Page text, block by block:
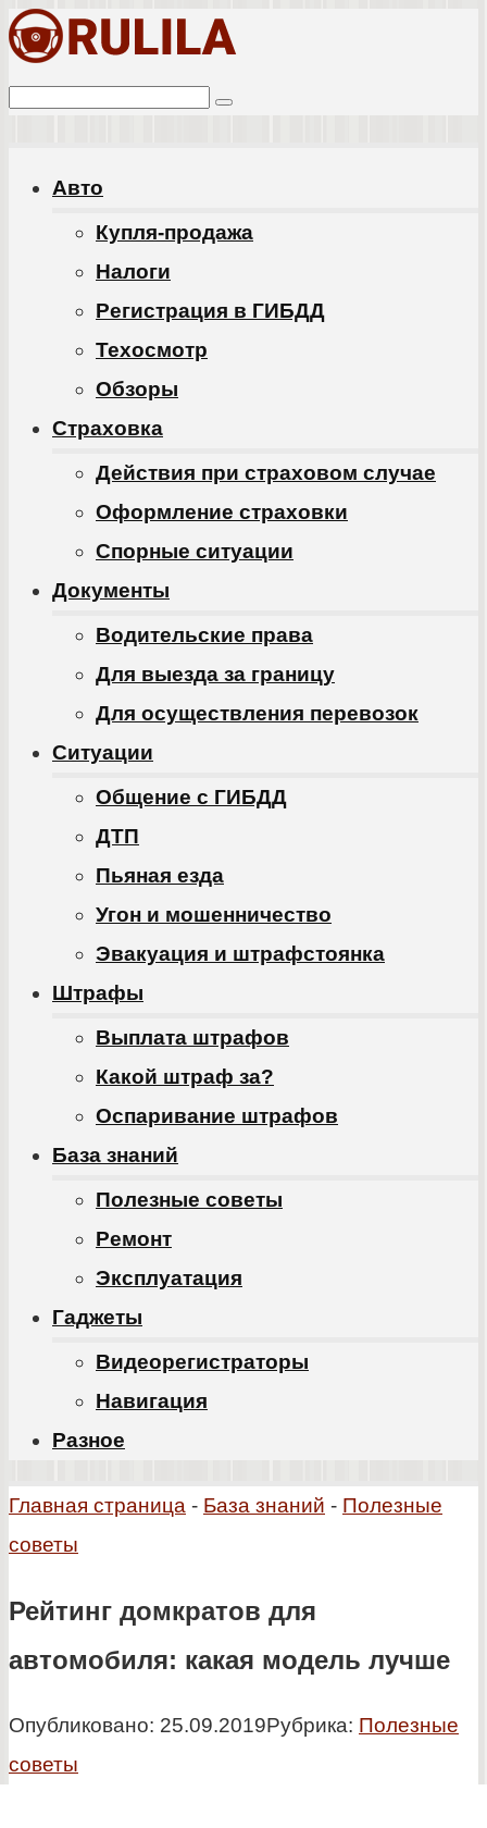
Перейти
контенту
Поиск:
Авто
Купля-продажа
Налоги
Регистрация в ГИБДД
Техосмотр
Обзоры
Cтраховка
Действия при страховом случае
Оформление страховки
Спорные ситуации
Документы
Водительские права
Для выезда за границу
Для осуществления перевозок
Ситуации
Общение с ГИБДД
ДТП
Пьяная езда
Угон и мошенничество
Эвакуация и штрафстоянка
Штрафы
Выплата штрафов
Какой штраф за?
Оспаривание штрафов
База знаний
Полезные советы
Ремонт
Эксплуатация
Гаджеты
Видеорегистраторы
Навигация
Разное
Главная страница - База знаний - Полезные
советы
Рейтинг домкратов для
автомобиля: какая модель лучше
Опубликовано: 25.09.2019Рубрика: Полезные
советы